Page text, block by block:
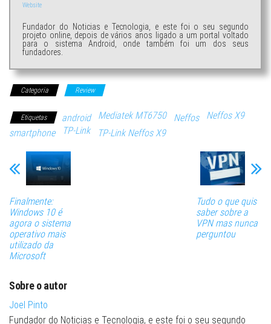
Website
Fundador do Noticias e Tecnologia, e este foi o seu segundo
projeto online, depois de vários anos ligado a um portal voltado
para o sistema Android, onde também foi um dos seus
fundadores.
Categoria Review
Etiquetas android Mediatek MT6750 Neffos
Neffos X9
smartphone
TP-Link TP-Link Neffos X9
Finalmente:
Windows 10 é
agora o sistema
operativo mais
utilizado da
Microsoft
Tudo o que quis
saber sobre a
VPN mas nunca
perguntou
Sobre o autor
Joel Pinto
Fundador do Noticias e Tecnologia, e este foi o seu segundo